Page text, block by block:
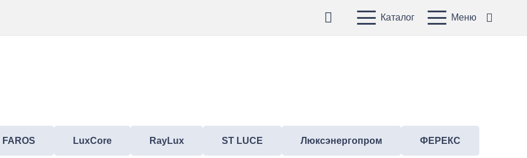
Каталог Меню
FAROS LuxCore RayLux ST LUCE Люксэнергопром ФЕРЕКС